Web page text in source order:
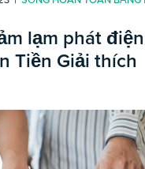
lạm phát
Tiền Giải thích